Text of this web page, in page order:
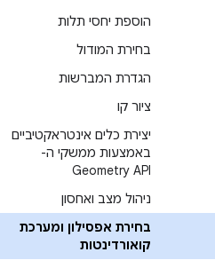
הוספת יחסי תלות
בחירת המודול
הגדרת המברשות
ציור קו
יצירת כלים אינטראקטיביים
באמצעות ממשקי ה-
Geometry API
ניהול מצב ואחסון
בחירת אפסילון ומערכת
קואורדינטות